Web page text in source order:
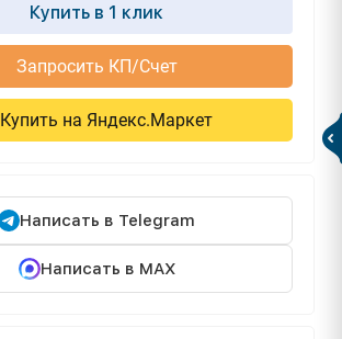
Купить в 1 клик
Запросить КП/Счет
Купить на Яндекс.Маркет
Написать в Telegram
Написать в MAX